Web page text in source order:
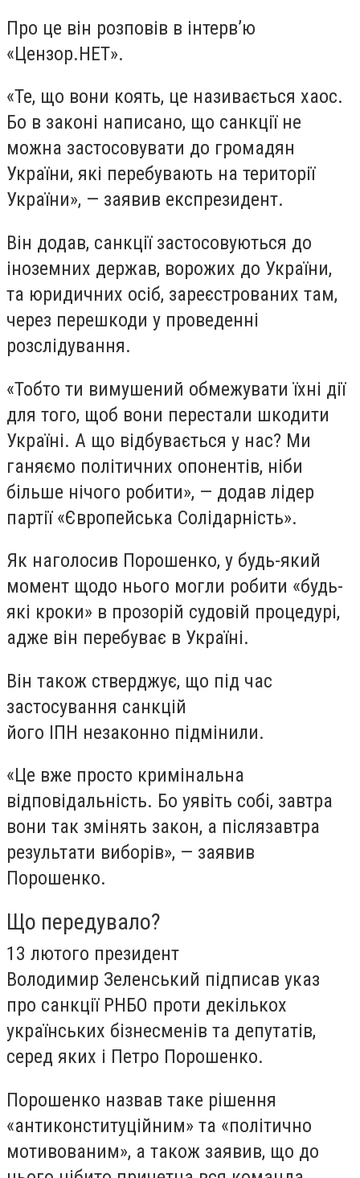
Про це він розповів в інтервʼю
«Цензор.НЕТ».
«Те, що вони коять, це називається хаос.
Бо в законі написано, що санкції не
можна застосовувати до громадян
України, які перебувають на території
України», — заявив експрезидент.
Він додав, санкції застосовуються до
іноземних держав, ворожих до України,
та юридичних осіб, зареєстрованих там,
через перешкоди у проведенні
розслідування.
«Тобто ти вимушений обмежувати їхні дії
для того, щоб вони перестали шкодити
Україні. А що відбувається у нас? Ми
ганяємо політичних опонентів, ніби
більше нічого робити», — додав лідер
партії «Європейська Солідарність».
Як наголосив Порошенко, у будь-який
момент щодо нього могли робити «будь-
які кроки» в прозорій судовій процедурі,
адже він перебуває в Україні.
Він також стверджує, що під час
застосування санкцій
його ІПН незаконно підмінили.
«Це вже просто кримінальна
відповідальність. Бо уявіть собі, завтра
вони так змінять закон, а післязавтра
результати виборів», — заявив
Порошенко.
Що передувало?
13 лютого президент
Володимир Зеленський підписав указ
про санкції РНБО проти декількох
українських бізнесменів та депутатів,
серед яких і Петро Порошенко.
Порошенко назвав таке рішення
«антиконституційним» та «політично
мотивованим», а також заявив, що до